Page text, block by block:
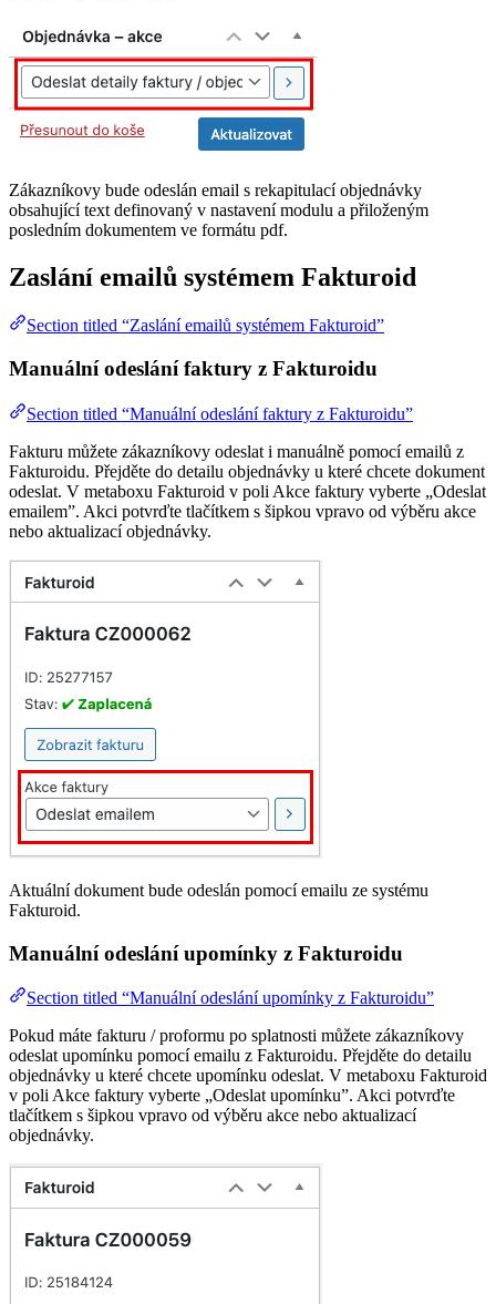
Zákazníkovy bude odeslán email s rekapitulací objednávky
obsahující text definovaný v nastavení modulu a přiloženým
posledním dokumentem ve formátu pdf.
Zaslání emailů systémem Fakturoid
Section titled “Zaslání emailů systémem Fakturoid”
Manuální odeslání faktury z Fakturoidu
Section titled “Manuální odeslání faktury z Fakturoidu”
Fakturu můžete zákazníkovy odeslat i manuálně pomocí emailů z
Fakturoidu. Přejděte do detailu objednávky u které chcete dokument
odeslat. V metaboxu Fakturoid v poli Akce faktury vyberte „Odeslat
emailem”. Akci potvrďte tlačítkem s šipkou vpravo od výběru akce
nebo aktualizací objednávky.
Aktuální dokument bude odeslán pomocí emailu ze systému
Fakturoid.
Manuální odeslání upomínky z Fakturoidu
Section titled “Manuální odeslání upomínky z Fakturoidu”
Pokud máte fakturu / proformu po splatnosti můžete zákazníkovy
odeslat upomínku pomocí emailu z Fakturoidu. Přejděte do detailu
objednávky u které chcete upomínku odeslat. V metaboxu Fakturoid
v poli Akce faktury vyberte „Odeslat upomínku”. Akci potvrďte
tlačítkem s šipkou vpravo od výběru akce nebo aktualizací
objednávky.